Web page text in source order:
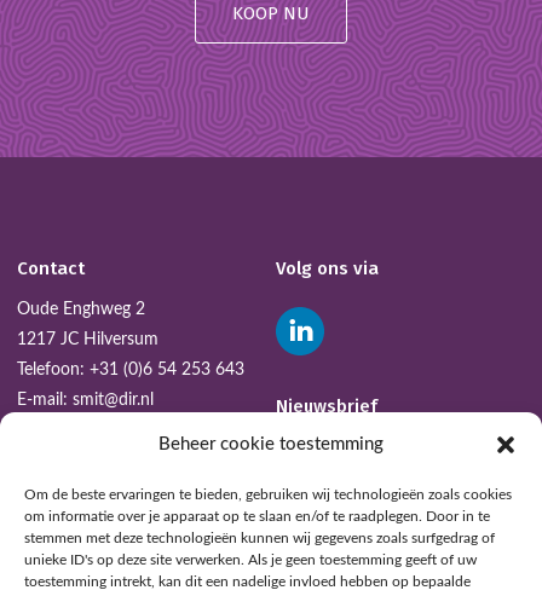
Beheer cookie toestemming
Om de beste ervaringen te bieden, gebruiken wij technologieën zoals cookies
om informatie over je apparaat op te slaan en/of te raadplegen. Door in te
stemmen met deze technologieën kunnen wij gegevens zoals surfgedrag of
unieke ID's op deze site verwerken. Als je geen toestemming geeft of uw
toestemming intrekt, kan dit een nadelige invloed hebben op bepaalde
KOOP NU
Contact
Oude Enghweg 2
1217 JC Hilversum
Telefoon: +31 (0)6 54 253 643
E-mail: smit@dir.nl
Volg ons via
Nieuwsbrief